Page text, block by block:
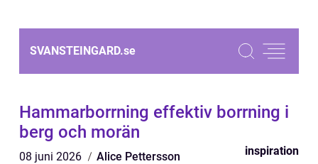
SVANSTEINGARD.se
Hammarborrning effektiv borrning i
berg och morän
08 juni 2026 Alice Pettersson inspiration